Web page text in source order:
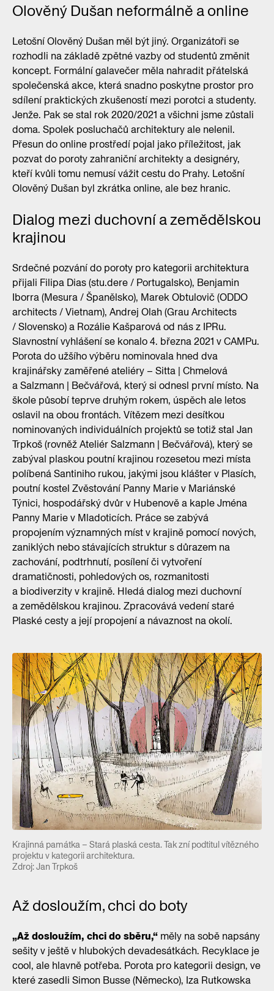
Olověný Dušan neformálně a online
Letošní Olověný Dušan měl být jiný. Organizátoři se
rozhodli na základě zpětné vazby od studentů změnit
koncept. Formální galavečer měla nahradit přátelská
společenská akce, která snadno poskytne prostor pro
sdílení praktických zkušeností mezi porotci a studenty.
Jenže. Pak se stal rok 2020/2021 a všichni jsme zůstali
doma. Spolek posluchačů architektury ale nelenil.
Přesun do online prostředí pojal jako příležitost, jak
pozvat do poroty zahraniční architekty a designéry,
kteří kvůli tomu nemusí vážit cestu do Prahy. Letošní
Olověný Dušan byl zkrátka online, ale bez hranic.
Dialog mezi duchovní a zemědělskou
krajinou
Srdečné pozvání do poroty pro kategorii architektura
přijali Filipa Dias (stu.dere / Portugalsko), Benjamin
Iborra (Mesura / Španělsko), Marek Obtulovič (ODDO
architects / Vietnam), Andrej Olah (Grau Architects
/ Slovensko) a Rozálie Kašparová od nás z IPRu.
Slavnostní vyhlášení se konalo 4. března 2021 v CAMPu.
Porota do užšího výběru nominovala hned dva
krajinářsky zaměřené ateliéry – Sitta | Chmelová
a Salzmann | Bečvářová, který si odnesl první místo. Na
škole působí teprve druhým rokem, úspěch ale letos
oslavil na obou frontách. Vítězem mezi desítkou
nominovaných individuálních projektů se totiž stal Jan
Trpkoš (rovněž Ateliér Salzmann | Bečvářová), který se
zabýval plaskou poutní krajinou rozesetou mezi místa
políbená Santiniho rukou, jakými jsou klášter v Plasích,
poutní kostel Zvěstování Panny Marie v Mariánské
Týnici, hospodářský dvůr v Hubenově a kaple Jména
Panny Marie v Mladoticích. Práce se zabývá
propojením významných míst v krajině pomocí nových,
zaniklých nebo stávajících struktur s důrazem na
zachování, podtrhnutí, posílení či vytvoření
dramatičnosti, pohledových os, rozmanitosti
a biodiverzity v krajině. Hledá dialog mezi duchovní
a zemědělskou krajinou. Zpracovává vedení staré
Plaské cesty a její propojení a návaznost na okolí.
Krajinná památka – Stará plaská cesta. Tak zní podtitul vítězného
projektu v kategorii architektura.
Zdroj: Jan Trpkoš
Až dosloužím, chci do boty
„Až dosloužím, chci do sběru,“ měly na sobě napsány
sešity v ještě v hlubokých devadesátkách. Recyklace je
cool, ale hlavně potřeba. Porota pro kategorii design, ve
které zasedli Simon Busse (Německo), Iza Rutkowska